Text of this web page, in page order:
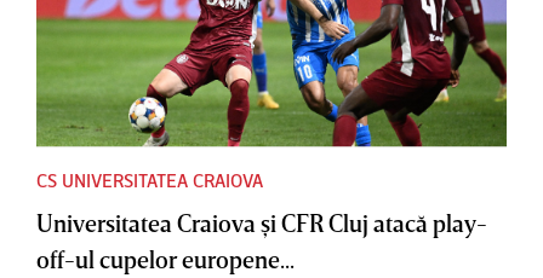
CS UNIVERSITATEA CRAIOVA
Universitatea Craiova şi CFR Cluj atacă play-
off-ul cupelor europene...